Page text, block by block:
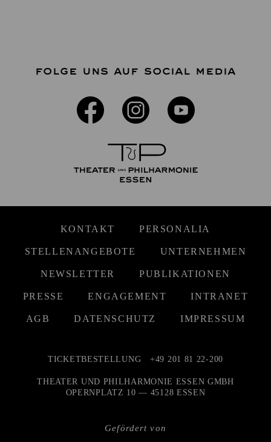
FOLGE UNS AUF SOCIAL MEDIA
KONTAKT PERSONALIA
STELLENANGEBOTE UNTERNEHMEN
NEWSLETTER PUBLIKATIONEN
PRESSE ENGAGEMENT INTRANET
AGB DATENSCHUTZ IMPRESSUM
Gefördert von
TICKETBESTELLUNG +49 201 81 22-200
THEATER UND PHILHARMONIE ESSEN GMBH
OPERNPLATZ 10 — 45128 ESSEN